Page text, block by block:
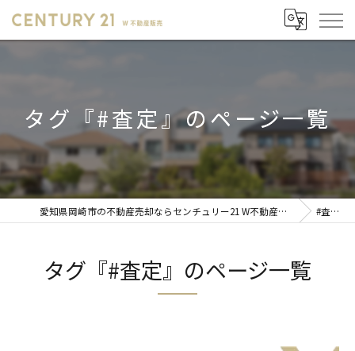
タグ『#査定』のページ一覧
愛知県岡崎市の不動産売却ならセンチュリー21 W不動産販売 #査定
タグ『#査定』のページ一覧